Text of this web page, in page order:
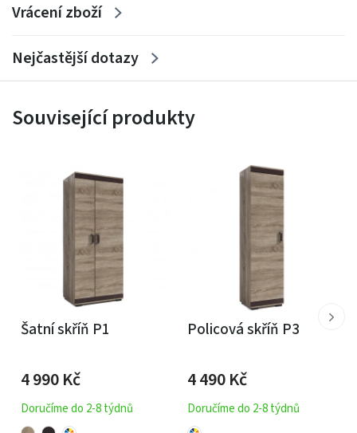
Vrácení zboží
Nejčastější dotazy
Související produkty
Šatní skříň P1
4 990Kč
Doručíme do 2-8 týdnů
Policová skříň P3
4 490Kč
Doručíme do 2-8 týdnů